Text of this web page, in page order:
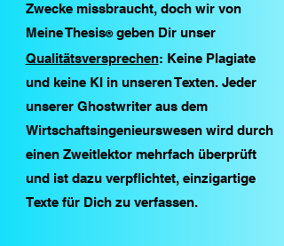
Zwecke missbraucht, doch wir von
Meine Thesis®geben Dir unser
Qualitätsversprechen: Keine Plagiate
und keine KI in unseren Texten. Jeder
unserer Ghostwriter aus dem
Wirtschaftsingenieurswesen wird durch
einen Zweitlektor mehrfach überprüft
und ist dazu verpflichtet, einzigartige
Texte für Dich zu verfassen.